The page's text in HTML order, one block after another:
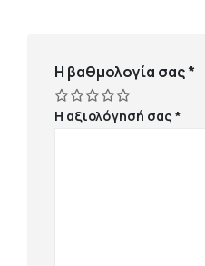
Η βαθμολογία σας*
Η αξιολόγησή σας*